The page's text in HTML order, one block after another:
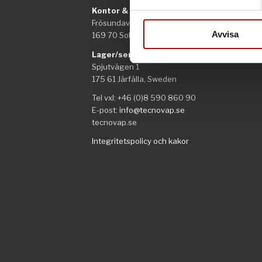
sociala medier och
till de sociala medier och
med annan information som
Avvisa
Kontor & Säljavdelning
Frösundaviks allé 1
169 70 Solna
Lager/service
Spjutvägen 1
175 61 Järfälla, Sweden
Tel vxl: +46 (0)8 590 860 90
E-post: info@tecnovap.se
tecnovap.se
Integritetspolicy och kakor